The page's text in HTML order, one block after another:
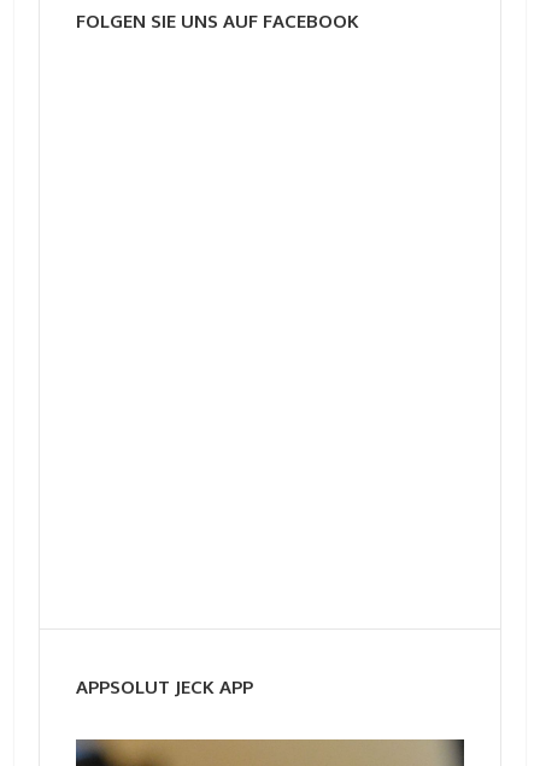
FOLGEN SIE UNS AUF FACEBOOK
APPSOLUT JECK APP